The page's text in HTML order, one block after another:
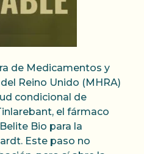
de Medicamentos y
Reino Unido (MHRA)
condicional de
el fármaco
Bio para la
Este paso no